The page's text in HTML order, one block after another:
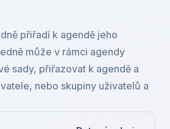
přiřadí k agendě jeho
může v rámci agendy
sady, přiřazovat k agendě a
nebo skupiny uživatelů a